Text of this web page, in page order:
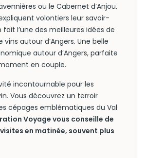
ou le Cabernet d’Anjou.
volontiers leur savoir-
fait l’une des meilleures idées de
autour d’Angers. Une belle
autour d’Angers, parfaite
en couple.
incontournable pour les
Vous découvrez un terroir
cépages emblématiques du Val
Voyage vous conseille de
en matinée, souvent plus